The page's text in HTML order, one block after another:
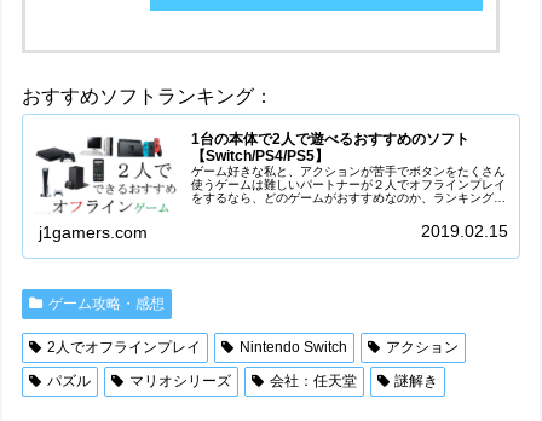
おすすめソフトランキング：
1台の本体で2人で遊べるおすすめのソフト
【Switch/PS4/PS5】
ゲーム好きな私と、アクションが苦手でボタンをたくさん
使うゲームは難しいパートナーが２人でオフラインプレイ
をするなら、どのゲームがおすすめなのか、ランキングを
j1gamers.com 2019.02.15
ゲーム攻略・感想
2人でオフラインプレイ Nintendo Switch
アクション
パズル
マリオシリーズ 会社：任天堂 謎解き